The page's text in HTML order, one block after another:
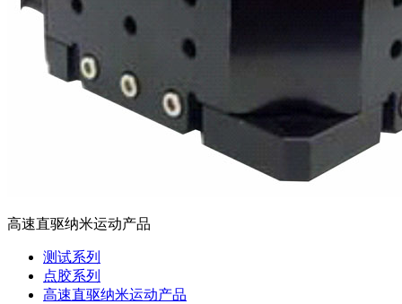
高速直驱纳米运动产品
测试系列
点胶系列
高速直驱纳米运动产品